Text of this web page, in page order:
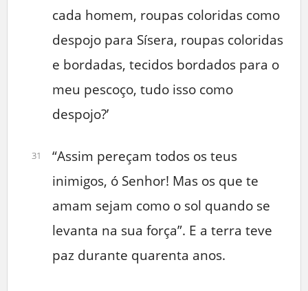
cada homem, roupas coloridas como
despojo para Sísera, roupas coloridas
e bordadas, tecidos bordados para o
meu pescoço, tudo isso como
despojo?’
31
“Assim pereçam todos os teus
inimigos, ó Senhor! Mas os que te
amam sejam como o sol quando se
levanta na sua força”. E a terra teve
paz durante quarenta anos.